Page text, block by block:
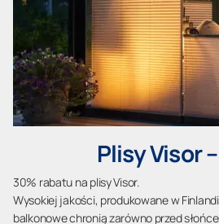
Plisy Visor
30% rabatu na plisy Visor.
Wysokiej jakości, produkowane w
balkonowe chronią zarówno przed